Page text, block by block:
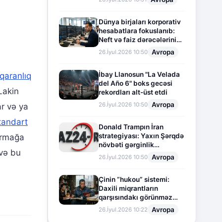
qaranlıq
və ya
bu
Dünya birjaları korporativ
hesabatlara fokuslanıb:
Neft və faiz dərəcələrinin
təsiri altında cari vəziyyət
26.İyul.2026 10:50 Avropa
İbay Llanosun "La Velada
del Año 6" boks gecəsi
rekordları alt-üst etdi
26.İyul.2026 10:50 Avropa
Donald Trampın İran
strategiyası: Yaxın Şərqdə
növbəti gərginlik
mərhələsi
26.İyul.2026 10:50 Avropa
Çinin “hukou” sistemi:
Daxili miqrantların
qarşısındakı görünməz
sədd
26.İyul.2026 10:22 Avropa